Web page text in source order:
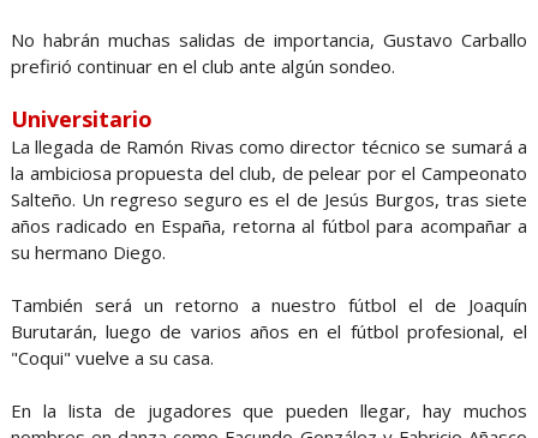
No habrán muchas salidas de importancia, Gustavo Carballo
prefirió continuar en el club ante algún sondeo.
Universitario
La llegada de Ramón Rivas como director técnico se sumará a
la ambiciosa propuesta del club, de pelear por el Campeonato
Salteño. Un regreso seguro es el de Jesús Burgos, tras siete
años radicado en España, retorna al fútbol para acompañar a
su hermano Diego.
También será un retorno a nuestro fútbol el de Joaquín
Burutarán, luego de varios años en el fútbol profesional, el
"Coqui" vuelve a su casa.
En la lista de jugadores que pueden llegar, hay muchos